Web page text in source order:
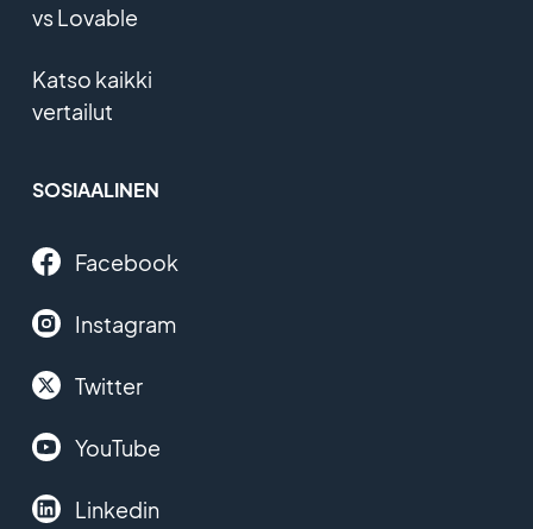
vs Lovable
Katso kaikki
vertailut
SOSIAALINEN
Facebook
Instagram
Twitter
YouTube
Linkedin